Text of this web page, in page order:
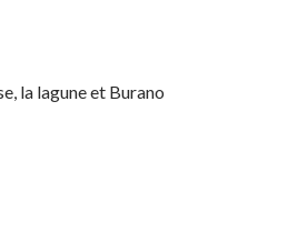
la lagune et Burano